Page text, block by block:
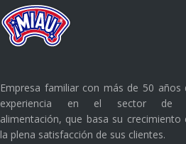
Empresa familiar con más de 50 años
experiencia en el sector de
alimentación, que basa su crecimiento
la plena satisfacción de sus clientes.